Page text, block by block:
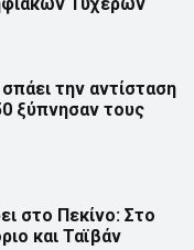
την αντίσταση
ξύπνησαν τους
στο Πεκίνο: Στο
και Ταϊβάν